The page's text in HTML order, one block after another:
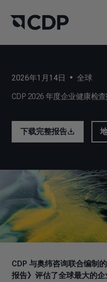
2026年1月14日 • 全球
CDP 2026 年度企业健康检
下载完整报告
CDP 与奥纬咨询联合编制
报告》评估了全球最大的